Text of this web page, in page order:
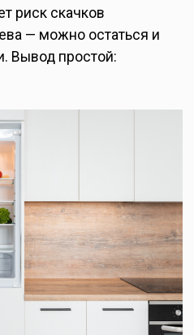
риск скачков
— можно остаться и
Вывод простой: